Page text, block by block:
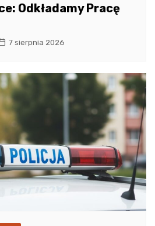
Odkładamy Pracę
7 sierpnia 2026